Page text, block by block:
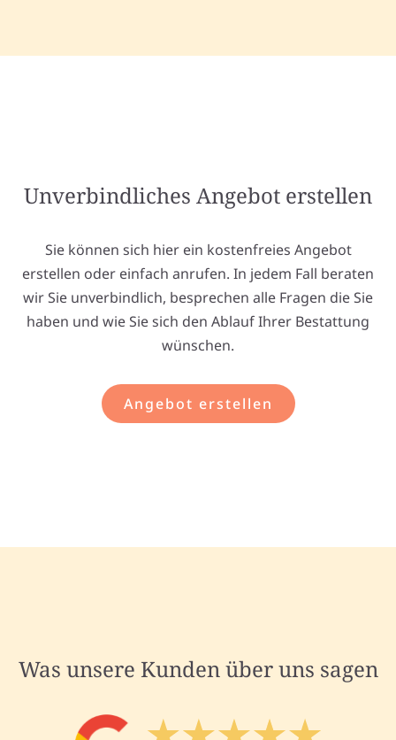
Unverbindliches Angebot erstellen
Sie können sich hier ein kostenfreies Angebot
erstellen oder einfach anrufen. In jedem Fall beraten
wir Sie unverbindlich, besprechen alle Fragen die Sie
haben und wie Sie sich den Ablauf Ihrer Bestattung
wünschen.
Angebot erstellen
Was unsere Kunden über uns sagen